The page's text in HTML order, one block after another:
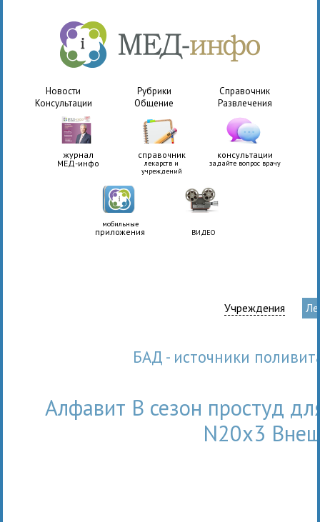
Новости Рубрики
Справочник
Консультации
Общение Развлечения
журнал
МЕД-инфо
справочник
лекарств и
учреждений
консультации
задайте вопрос врачу
мобильные
приложения ВИДЕО
Учреждения
БАД - источники
Алфавит В сезон простуд
N20x3